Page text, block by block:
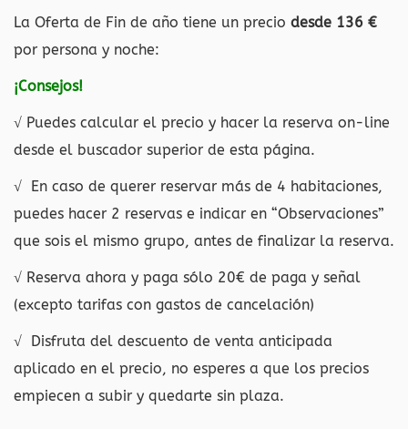
La Oferta de Fin de año tiene un precio desde 136 €
por persona y noche:
¡Consejos!
√ Puedes calcular el precio y hacer la reserva on-line
desde el buscador superior de esta página.
√ En caso de querer reservar más de 4 habitaciones,
puedes hacer 2 reservas e indicar en “Observaciones”
que sois el mismo grupo, antes de finalizar la reserva.
√ Reserva ahora y paga sólo 20€ de paga y señal
(excepto tarifas con gastos de cancelación)
√ Disfruta del descuento de venta anticipada
aplicado en el precio, no esperes a que los precios
empiecen a subir y quedarte sin plaza.